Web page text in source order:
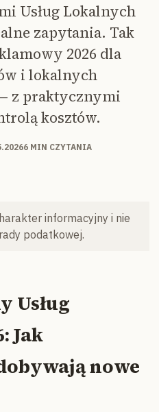
Usług Lokalnych
zapytania. Tak
2026 dla
i lokalnych
z praktycznymi
kosztów.
6 MIN CZYTANIA
informacyjny i nie
podatkowej.
Usług
Jak
nowe